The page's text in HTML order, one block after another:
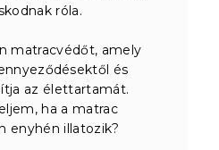
róla.
matracvédőt, amely
és
az élettartamát.
ha a matrac
enyhén illatozik?